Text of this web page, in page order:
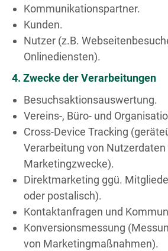
Kommunikationspartner.
Kunden.
Nutzer (z.B.
Onlinediensten).
4. Zwecke der Verarbeitungen
Besuchsaktionsauswertung.
Vereins-, Büro- und
Cross-Device Tracking
Verarbeitung von Nutzerdaten
Marketingzwecke).
Direktmarketing ggü.
oder postalisch).
Kontaktanfragen und
Konversionsmessung
von Marketingmaßnahmen).